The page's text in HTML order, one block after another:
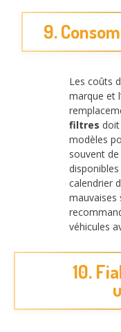
9.
Les coûts
marque et
filtres
modèles
souvent
calendrier
mauvaises
véhicules
10.